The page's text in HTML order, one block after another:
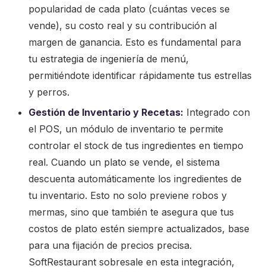
popularidad de cada plato (cuántas veces se
vende), su costo real y su contribución al
margen de ganancia. Esto es fundamental para
tu estrategia de ingeniería de menú,
permitiéndote identificar rápidamente tus estrellas
y perros.
Gestión de Inventario y Recetas: Integrado con
el POS, un módulo de inventario te permite
controlar el stock de tus ingredientes en tiempo
real. Cuando un plato se vende, el sistema
descuenta automáticamente los ingredientes de
tu inventario. Esto no solo previene robos y
mermas, sino que también te asegura que tus
costos de plato estén siempre actualizados, base
para una fijación de precios precisa.
SoftRestaurant sobresale en esta integración,